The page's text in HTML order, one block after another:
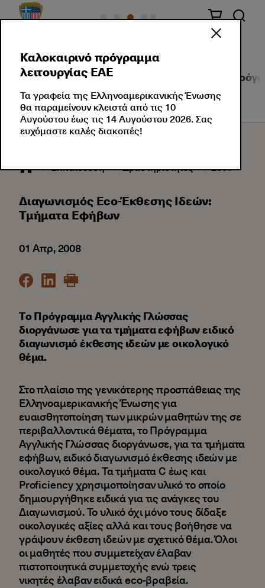
Τμήματα Αγγλικών
Εκπαίδευση Δραστηριότητες 2008
Διαγωνισμός Eco-Έκθεσης Ιδεών:
Τμήματα Εφήβων
01 Απρ, 2008
Tο Πρόγραμμα Αγγλικής Γλώσσας
διοργάνωσε για τα τμήματα εφήβων ειδικό
διαγωνισμό έκθεσης ιδεών με οικολογικό
θέμα.
Στο πλαίσιο της γενικότερης προσπάθειας της
Ελληνοαμερικανικής Ένωσης για
ευαισθητοποίηση των μικρών μαθητών της σε
περιβαλλοντικά θέματα, το Πρόγραμμα
Αγγλικής Γλώσσας διοργάνωσε, για τα τμήματα
εφήβων, ειδικό διαγωνισμό έκθεσης ιδεών με
οικολογικό θέμα. Τα τμήματα C έως και
Proficiency χρησιμοποίησαν υλικό το οποίο
δημιουργήθηκε ειδικά για τις ανάγκες του
Διαγωνισμού. Το υλικό όχι μόνο τους δίδαξε
οικολογικές αξίες αλλά και τους βοήθησε να
γράψουν έκθεση ιδεών με σχετικό θέμα. Όλοι
οι μαθητές που συμμετείχαν έλαβαν
πιστοποιητικά συμμετοχής ενώ τρεις
νικητές έλαβαν ειδικά eco-βραβεία.
Καλοκαιρινό πρόγραμμα
λειτουργίας ΕΑΕ
Τα γραφεία της Ελληνοαμερικανικής Ένωσης
θα παραμείνουν κλειστά από τις 10
Αυγούστου έως τις 14 Αυγούστου 2026. Σας
ευχόμαστε καλές διακοπές!